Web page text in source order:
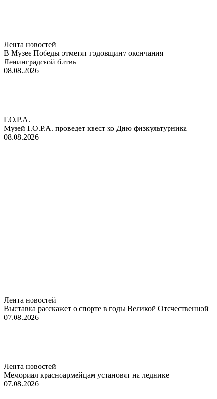
Лента новостей
В Музее Победы отметят годовщину окончания
Ленинградской битвы
08.08.2026
Г.О.Р.А.
Музей Г.О.Р.А. проведет квест ко Дню физкультурника
08.08.2026
Лента новостей
Выставка расскажет о спорте в годы Великой Отечественной
07.08.2026
Лента новостей
Мемориал красноармейцам установят на леднике
07.08.2026